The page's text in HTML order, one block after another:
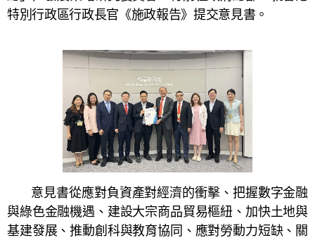
特別行政區行政長官《施政報告》提交意見書。
意見書從應對負資產對經濟的衝擊、把握數字金融
與綠色金融機遇、建設大宗商品貿易樞紐、加快土地與
基建發展、推動創科與教育協同、應對勞動力短缺、關